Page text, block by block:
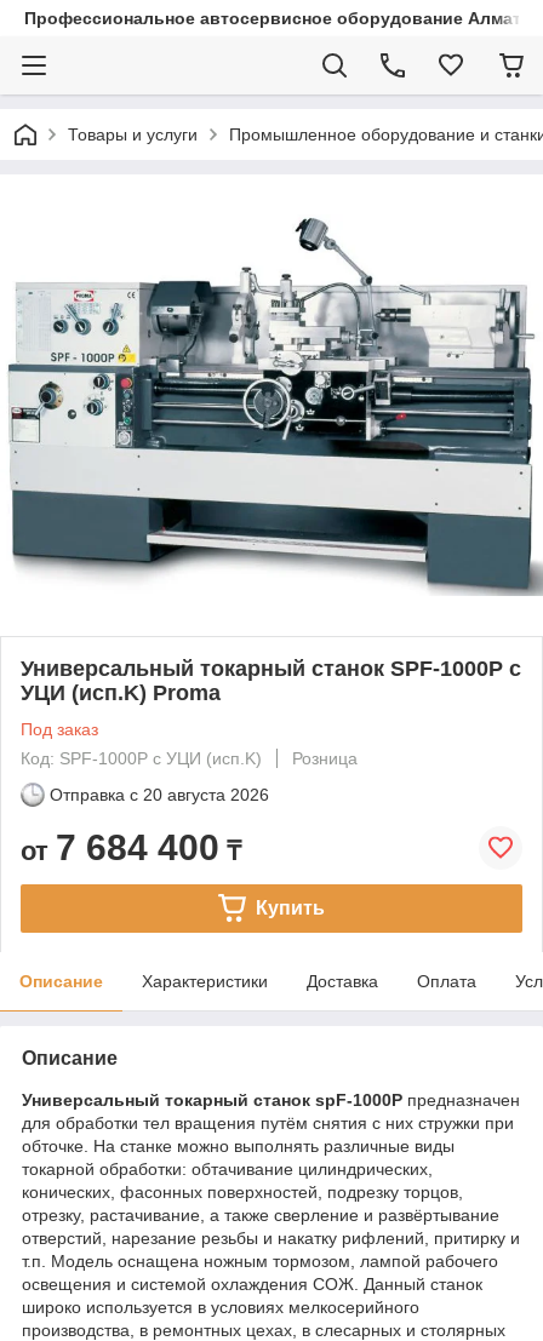
Профессиональное автосервисное оборудование Алматы
Товары и услуги Промышленное оборудование и
Универсальный токарный станок SPF-1000P с
УЦИ (исп.K) Proma
Под заказ
Код: SPF-1000P с УЦИ (исп.K)
Розница
Отправка с 20 августа 2026
от 7 684 400 ₸
Купить
Описание Характеристики Доставка Оплата
Описание
Универсальный токарный станок spF-1000P предназначен
для обработки тел вращения путём снятия с них стружки при
обточке. На станке можно выполнять различные виды
токарной обработки: обтачивание цилиндрических,
конических, фасонных поверхностей, подрезку торцов,
отрезку, растачивание, а также сверление и развёртывание
отверстий, нарезание резьбы и накатку рифлений, притирку и
т.п. Модель оснащена ножным тормозом, лампой рабочего
освещения и системой охлаждения СОЖ. Данный станок
широко используется в условиях мелкосерийного
производства, в ремонтных цехах, в слесарных и столярных